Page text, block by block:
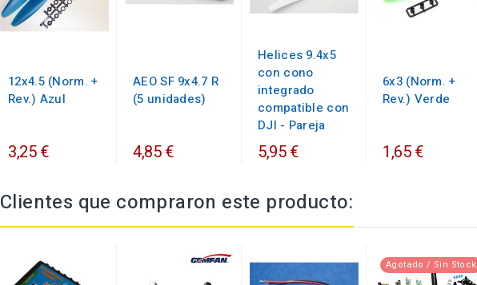
12x4.5 (Norm. +
Rev.) Azul
3,25 €
AEO SF 9x4.7 R
(5 unidades)
4,85 €
Helices 9.4x5
con cono
integrado
compatible con
DJI - Pareja
5,95 €
6x3 (Norm. +
Rev.) Verde
1,65 €
Clientes que compraron este producto:
Agotado / Sin Stock